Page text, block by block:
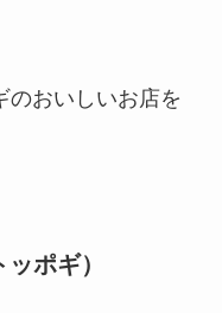
のおいしいお店を
ポギ）